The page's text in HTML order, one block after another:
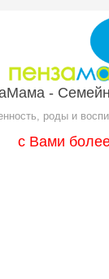
-
роды и
с Вами